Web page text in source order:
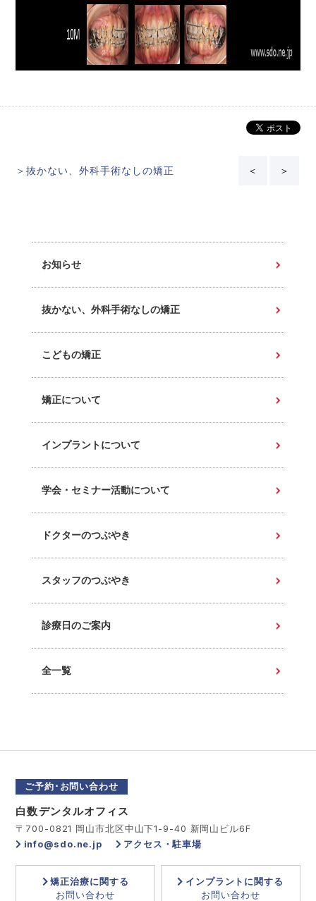
＞抜かない、外科手術なしの矯正 ＜ ＞
お知らせ
抜かない、外科手術なしの矯正
こどもの矯正
矯正について
インプラントについて
学会・セミナー活動について
ドクターのつぶやき
スタッフのつぶやき
診療日のご案内
全一覧
ご予約･お問い合わせ
白数デンタルオフィス
〒700-0821 岡山市北区中山下1-9-40 新岡山ビル6F
info@sdo.ne.jp
アクセス・駐車場
矯正治療に関する
お問い合わせ
インプラントに関する
お問い合わせ